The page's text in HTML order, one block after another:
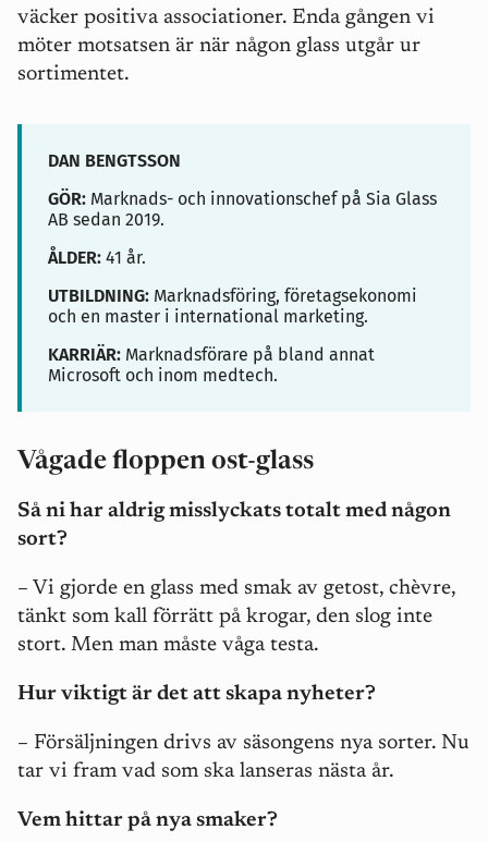
väcker positiva associationer. Enda gången vi
möter motsatsen är när någon glass utgår ur
sortimentet.
DAN BENGTSSON
GÖR: Marknads- och innovationschef på Sia Glass
AB sedan 2019.
ÅLDER: 41 år.
UTBILDNING: Marknadsföring, företagsekonomi
och en master i international marketing.
KARRIÄR: Marknadsförare på bland annat
Microsoft och inom medtech.
Vågade floppen ost-glass
Så ni har aldrig misslyckats totalt med någon
sort?
– Vi gjorde en glass med smak av getost, chèvre,
tänkt som kall förrätt på krogar, den slog inte
stort. Men man måste våga testa.
Hur viktigt är det att skapa nyheter?
– Försäljningen drivs av säsongens nya sorter. Nu
tar vi fram vad som ska lanseras nästa år.
Vem hittar på nya smaker?